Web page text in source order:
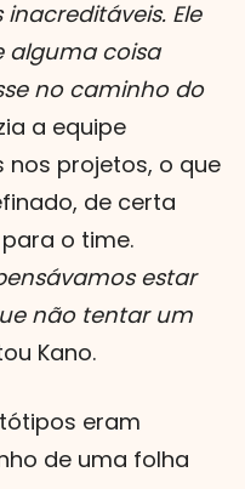
Ele
alguma coisa
no caminho do
a equipe
projetos, o que
de certa
o time.
estar
não tentar um
Kano.
eram
de uma folha